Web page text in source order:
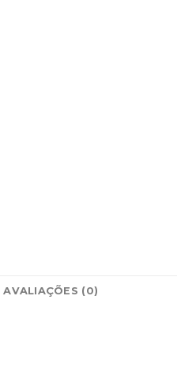
AVALIAÇÕES (0)